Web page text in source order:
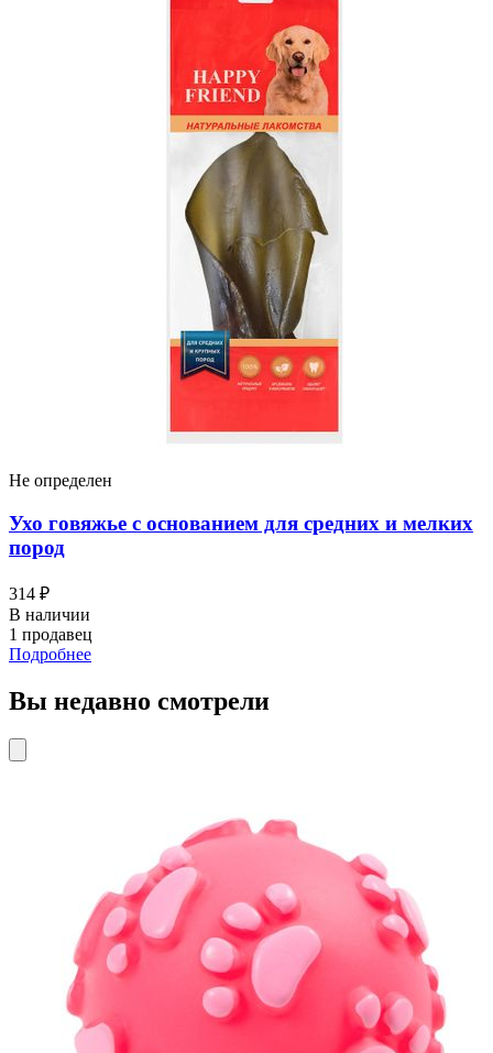
Не определен
Ухо говяжье с основанием для средних и мелких
пород
314 ₽
В наличии
1 продавец
Подробнее
Вы недавно смотрели